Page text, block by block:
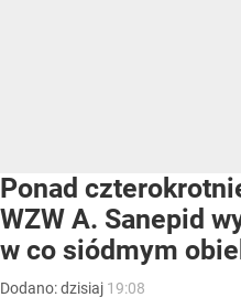
Ponad
WZW A. Sanepid
w co siódmym
Dodano:dzisiaj 19:08